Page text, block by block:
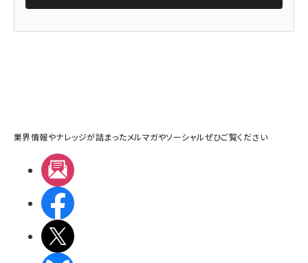
業界情報やナレッジが詰まったメルマガやソーシャルぜひご覧ください